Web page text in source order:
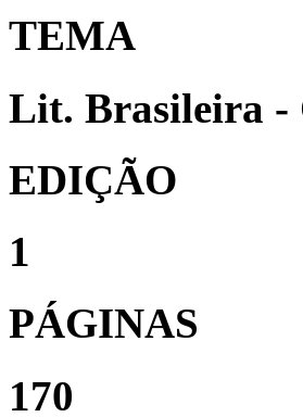
TEMA
Lit. Brasileira -
EDIÇÃO
1
PÁGINAS
170